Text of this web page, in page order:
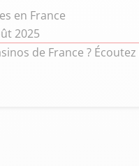
en France
2025
de France ?